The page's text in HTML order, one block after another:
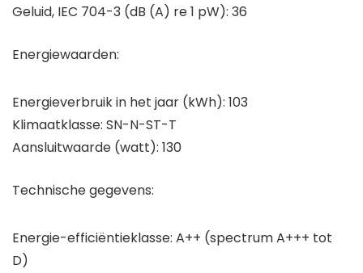
Geluid, IEC 704-3 (dB (A) re 1 pW): 36
Energiewaarden:
Energieverbruik in het jaar (kWh): 103
Klimaatklasse: SN-N-ST-T
Aansluitwaarde (watt): 130
Technische gegevens:
Energie-efficiëntieklasse: A++ (spectrum A+++ tot
D)